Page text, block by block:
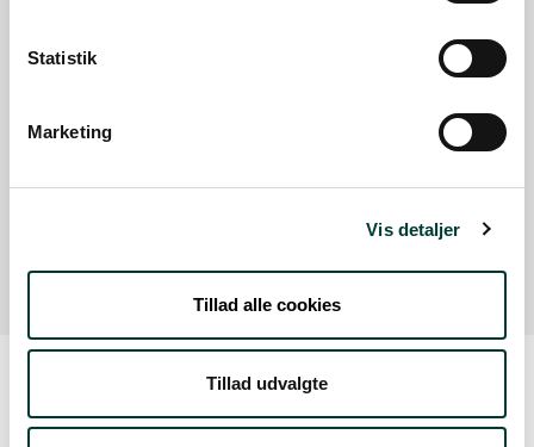
Statistik
Marketing
Vis detaljer
Tillad alle cookies
Tillad udvalgte
Google Maps
Vejrudsigt